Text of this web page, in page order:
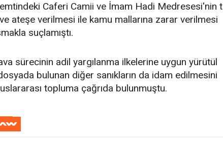
Caferi Camii ve İmam Hadi Medresesi'nin t
ateşe verilmesi ile kamu mallarına zarar verilmesi
suçlamıştı.
sürecinin adil yargılanma ilkelerine uygun yürütül
bulunan diğer sanıkların da idam edilmesini
topluma çağrıda bulunmuştu.